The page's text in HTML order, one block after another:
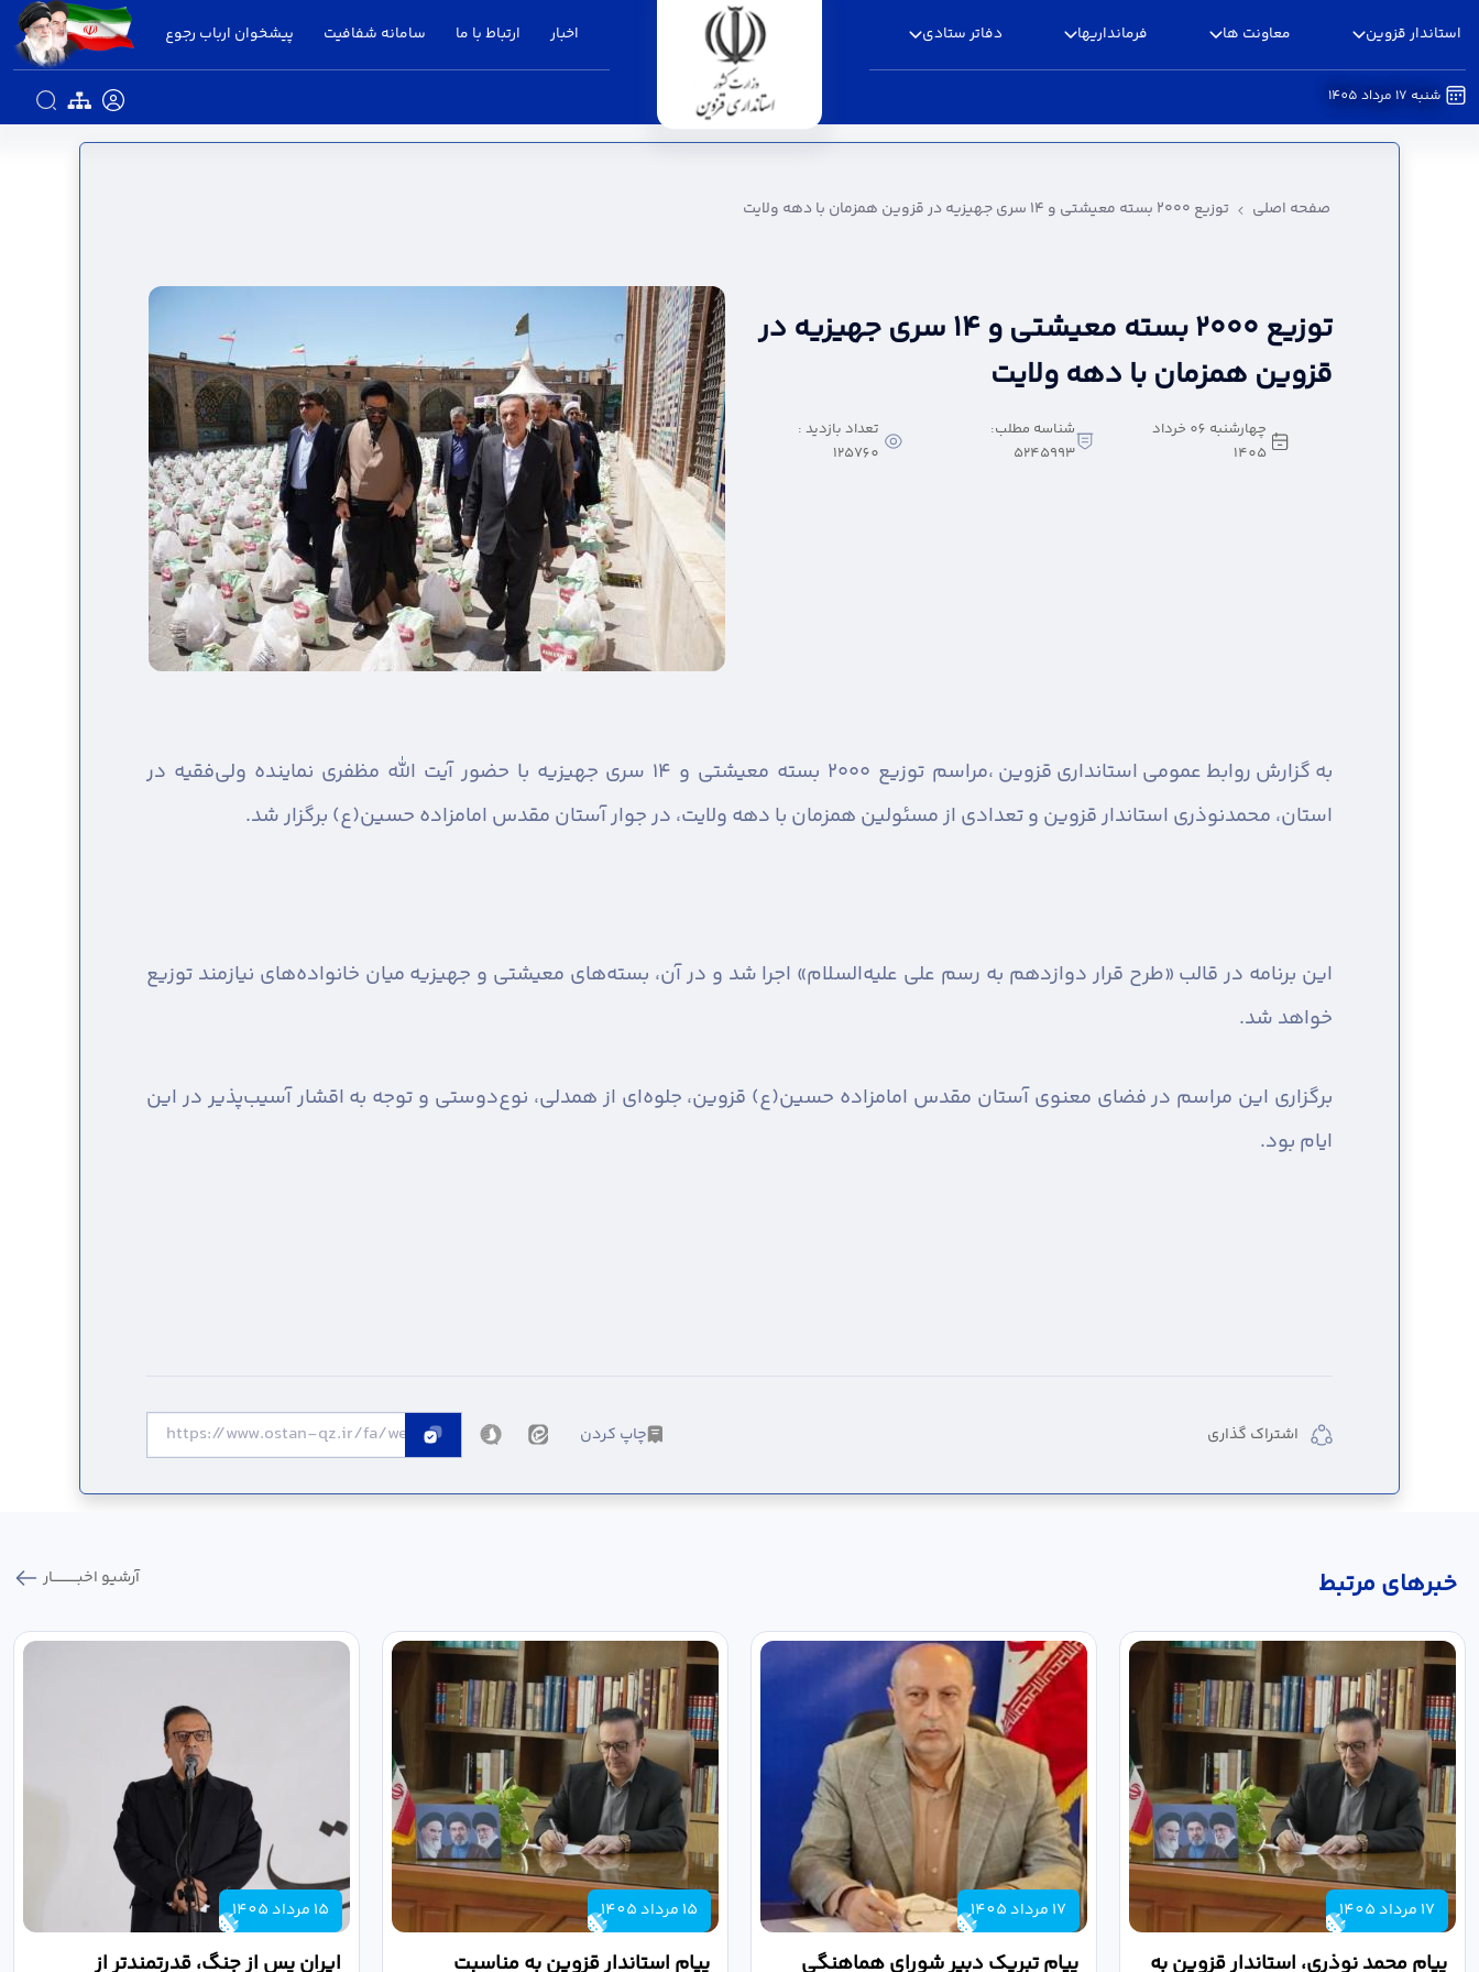
استاندار قزوین معاونت ها فرمانداریها دفاتر ستادی اخبار ارتباط با ما سامانه شفافیت پیشخوان ارباب رجوع
شنبه 17 مرداد 1405
صفحه اصلی توزیع ۲۰۰۰ بسته معیشتی و ۱۴ سری جهیزیه در قزوین همزمان با دهه ولایت
توزیع ۲۰۰۰ بسته معیشتی و ۱۴ سری جهیزیه در
قزوین همزمان با دهه ولایت
چهارشنبه 06 خرداد
1405
شناسه مطلب:
5245993
تعداد بازدید :
125760
به گزارش روابط عمومی استانداری قزوین ،
مراسم توزیع ۲۰۰۰ بسته معیشتی و ۱۴ سری جهیزیه با حضور آیت الله مظفری نماینده ولی‌فقیه در
استان، محمدنوذری استاندار قزوین و تعدادی از مسئولین همزمان با دهه ولایت، در جوار آستان مقدس امامزاده حسین(ع) برگزار شد.
این برنامه در قالب «طرح قرار دوازدهم به رسم علی علیه‌السلام» اجرا شد و در آن، بسته‌های معیشتی و جهیزیه میان خانواده‌های نیازمند توزیع
خواهد شد.
برگزاری این مراسم در فضای معنوی آستان مقدس امامزاده حسین(ع) قزوین، جلوه‌ای از همدلی، نوع‌دوستی و توجه به اقشار آسیب‌پذیر در این
ایام بود.
اشتراک گذاری چاپ کردن
خبر‌های مرتبط آرشیو اخبـــــــــــار
17 مرداد 1405
پیام محمد نوذری، استاندار قزوین به
17 مرداد 1405
پیام تبریک دبیر شورای هماهنگی
15 مرداد 1405
پیام استاندار قزوین به مناسبت
15 مرداد 1405
ایران پس از جنگ، قدرتمندتر از